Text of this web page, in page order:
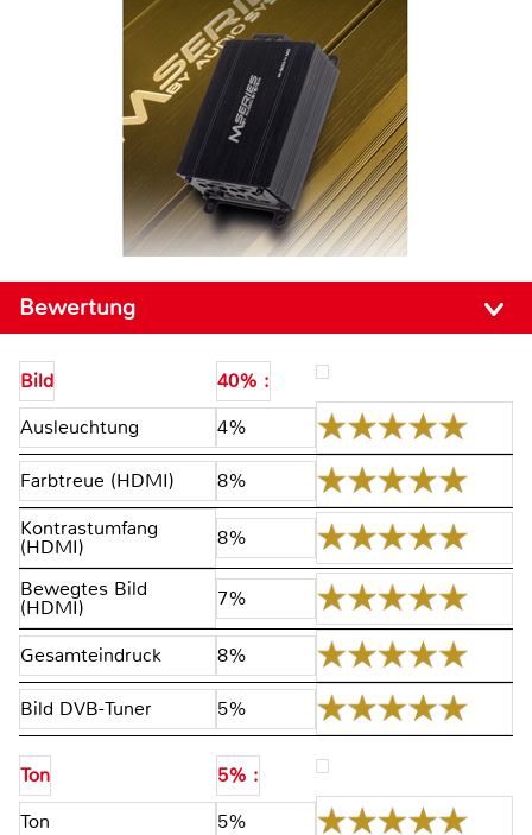
Bewertung
Bild
40% :
Ausleuchtung
4%
Farbtreue (HDMI)
8%
Kontrastumfang
(HDMI) 8%
Bewegtes Bild
(HDMI) 7%
Gesamteindruck 8%
Bild DVB-Tuner 5%
Ton
5% :
Ton
5%